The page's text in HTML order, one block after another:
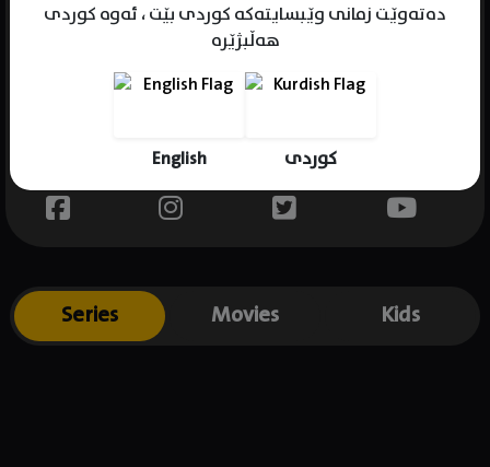
دەتەوێت زمانی وێبسایتەکە کوردی بێت ، ئەوە کوردی
هەڵبژێرە
English کوردی
Gender : female
Place of birth : USA
Series Movies Kids